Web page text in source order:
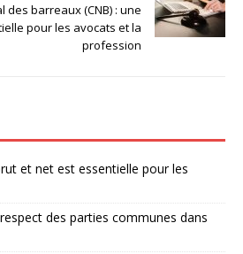
des barreaux (CNB) : une
pour les avocats et la
profession
et net est essentielle pour les
des parties communes dans